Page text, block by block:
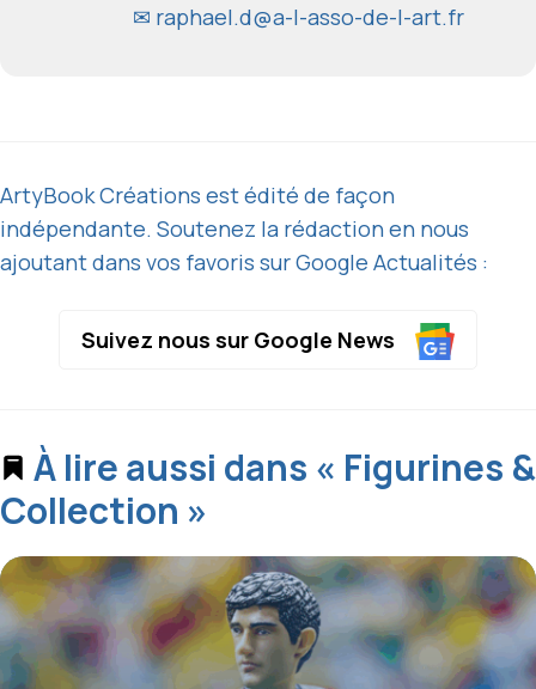
✉ raphael.d@a-l-asso-de-l-art.fr
ArtyBook Créations est édité de façon
indépendante. Soutenez la rédaction en nous
ajoutant dans vos favoris sur Google Actualités :
Suivez nous sur Google News
À lire aussi dans « Figurines &
Collection »